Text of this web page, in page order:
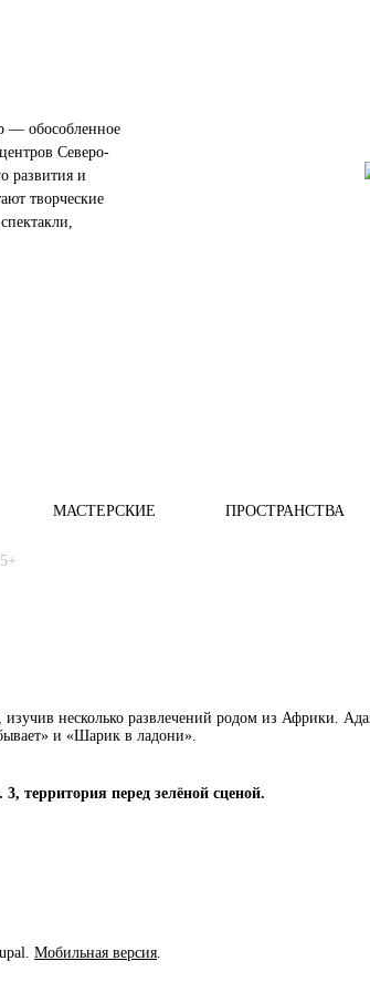
— обособленное
Северо-
развития и
творческие
МАСТЕРСКИЕ ПРОСТРАНСТВА
несколько развлечений родом из Африки.
и «Шарик в ладони».
территория перед зелёной сценой.
Мобильная версия.